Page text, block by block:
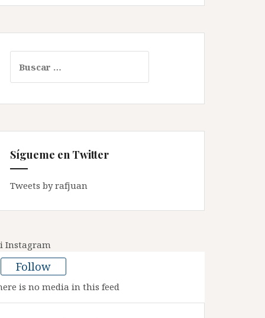
Sígueme en Twitter
Tweets by rafjuan
Instagram
Follow
is no media in this feed